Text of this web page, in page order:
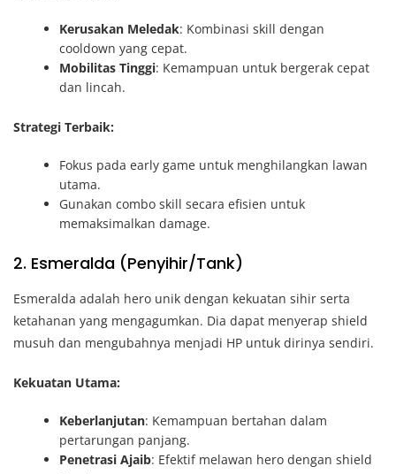
Kerusakan Meledak: Kombinasi skill dengan
cooldown yang cepat.
Mobilitas Tinggi: Kemampuan untuk bergerak cepat
dan lincah.
Strategi Terbaik:
Fokus pada early game untuk menghilangkan lawan
utama.
Gunakan combo skill secara efisien untuk
memaksimalkan damage.
2. Esmeralda (Penyihir/Tank)
Esmeralda adalah hero unik dengan kekuatan sihir serta
ketahanan yang mengagumkan. Dia dapat menyerap shield
musuh dan mengubahnya menjadi HP untuk dirinya sendiri.
Kekuatan Utama:
Keberlanjutan: Kemampuan bertahan dalam
pertarungan panjang.
Penetrasi Ajaib: Efektif melawan hero dengan shield